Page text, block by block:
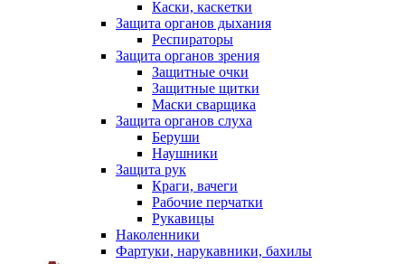
Каски, каскетки
Защита органов дыхания
Респираторы
Защита органов зрения
Защитные очки
Защитные щитки
Маски сварщика
Защита органов слуха
Беруши
Наушники
Защита рук
Краги, вачеги
Рабочие перчатки
Рукавицы
Наколенники
Фартуки, нарукавники, бахилы